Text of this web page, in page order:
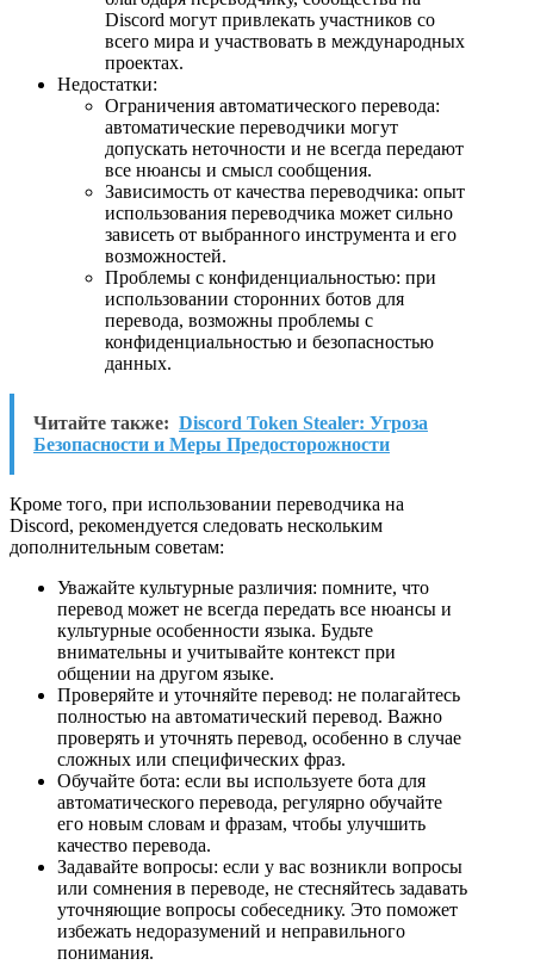
Discord могут привлекать участников со
всего мира и участвовать в международных
проектах.
Недостатки:
Ограничения автоматического перевода:
автоматические переводчики могут
допускать неточности и не всегда передают
все нюансы и смысл сообщения.
Зависимость от качества переводчика: опыт
использования переводчика может сильно
зависеть от выбранного инструмента и его
возможностей.
Проблемы с конфиденциальностью: при
использовании сторонних ботов для
перевода, возможны проблемы с
конфиденциальностью и безопасностью
данных.
Читайте также: Discord Token Stealer: Угроза
Безопасности и Меры Предосторожности
Кроме того, при использовании переводчика на
Discord, рекомендуется следовать нескольким
дополнительным советам:
Уважайте культурные различия: помните, что
перевод может не всегда передать все нюансы и
культурные особенности языка. Будьте
внимательны и учитывайте контекст при
общении на другом языке.
Проверяйте и уточняйте перевод: не полагайтесь
полностью на автоматический перевод. Важно
проверять и уточнять перевод, особенно в случае
сложных или специфических фраз.
Обучайте бота: если вы используете бота для
автоматического перевода, регулярно обучайте
его новым словам и фразам, чтобы улучшить
качество перевода.
Задавайте вопросы: если у вас возникли вопросы
или сомнения в переводе, не стесняйтесь задавать
уточняющие вопросы собеседнику. Это поможет
избежать недоразумений и неправильного
понимания.